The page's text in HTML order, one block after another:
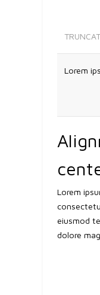
Lorem
eiusmod
dolore